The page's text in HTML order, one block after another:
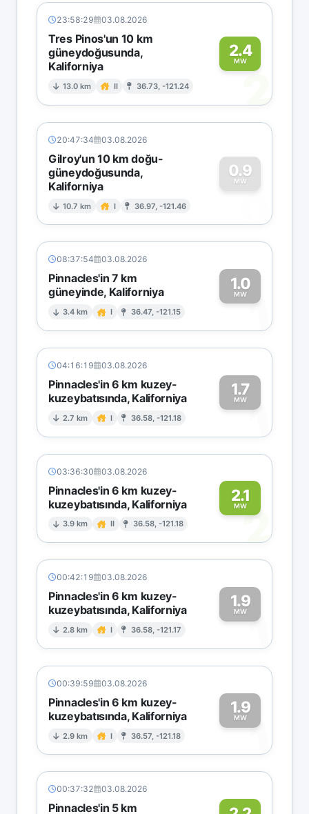
23:58:29 03.08.2026
Tres Pinos'un 10 km
güneydoğusunda,
Kaliforniya
13.0 km II 36.73, -121.24
2.4
MW
2
20:47:34 03.08.2026
Gilroy'un 10 km doğu-
güneydoğusunda,
Kaliforniya
10.7 km I 36.97, -121.46
0.9
MW
0
08:37:54 03.08.2026
Pinnacles'in 7 km
güneyinde, Kaliforniya
3.4 km I 36.47, -121.15
1.0
MW1
04:16:19 03.08.2026
Pinnacles'in 6 km kuzey-
kuzeybatısında, Kaliforniya
2.7 km I 36.58, -121.18
1.7
MW1
03:36:30 03.08.2026
Pinnacles'in 6 km kuzey-
kuzeybatısında, Kaliforniya
3.9 km II 36.58, -121.18
2.1
MW2
00:42:19 03.08.2026
Pinnacles'in 6 km kuzey-
kuzeybatısında, Kaliforniya
2.8 km I 36.58, -121.17
1.9
MW1
00:39:59 03.08.2026
Pinnacles'in 6 km kuzey-
kuzeybatısında, Kaliforniya
2.9 km I 36.57, -121.18
1.9
MW1
00:37:32 03.08.2026
Pinnacles'in 5 km